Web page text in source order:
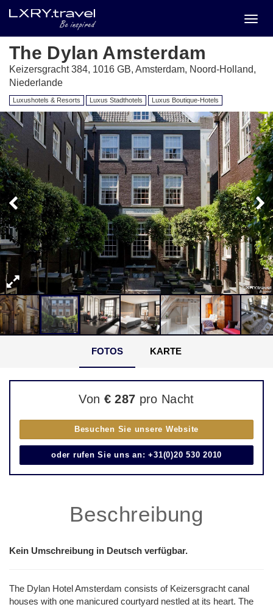
The Dylan Amsterdam
Keizersgracht 384, 1016 GB, Amsterdam, Noord-Holland,
Niederlande
Luxushotels & Resorts Luxus Stadthotels Luxus Boutique-Hotels
FOTOS KARTE
Von € 287 pro Nacht
Besuchen Sie unsere Website
oder rufen Sie uns an: +31(0)20 530 2010
Beschreibung
Kein Umschreibung in Deutsch verfügbar.
The Dylan Hotel Amsterdam consists of Keizersgracht canal
houses with one manicured courtyard nestled at its heart. The